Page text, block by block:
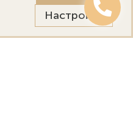
Настройки